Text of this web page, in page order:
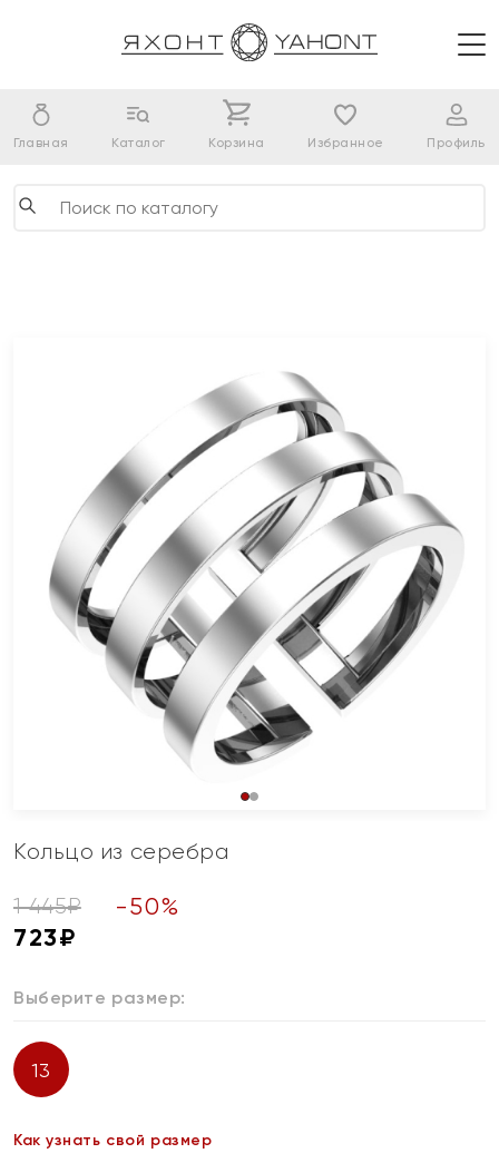
Главная Каталог Корзина Избранное Профиль
Кольцо из серебра
1 445₽ -50%
723₽
Выберите размер:
13
Как узнать свой размер